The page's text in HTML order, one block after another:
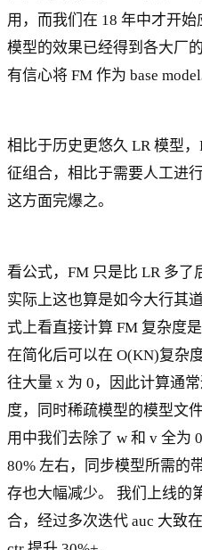
用，而我们在 18 年中才开
模型的效果已经得到各大厂
有信心将 FM 作为 base model
相比于历史更悠久 LR 模型
征组合，相比于需要人工进
这方面完爆之。
看公式，FM 只是比 LR 多了
实际上这也算是如今大行其
式上看直接计算 FM 复杂度是
在简化后可以在 O(KN)复杂
往大量 x 为 0，因此计算通
度，同时稀疏模型的模型文
用中我们去除了 w 和 v 全为
80% 左右，同步模型所需的
存也大幅减少。 我们上线的
合，经过多次迭代 auc 大致